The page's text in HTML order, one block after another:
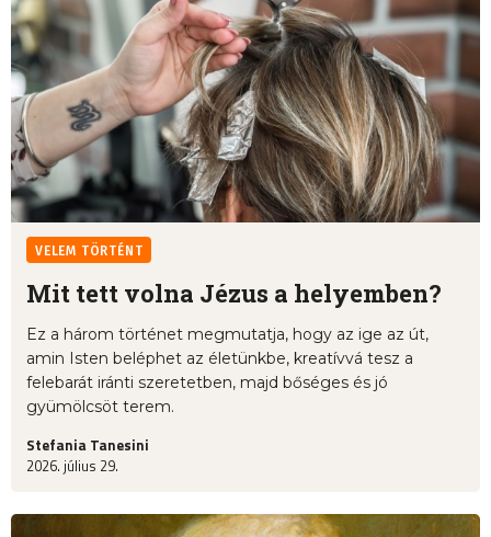
VELEM TÖRTÉNT
Mit tett volna Jézus a helyemben?
Ez a három történet megmutatja, hogy az ige az út,
amin Isten beléphet az életünkbe, kreatívvá tesz a
felebarát iránti szeretetben, majd bőséges és jó
gyümölcsöt terem.
Stefania Tanesini
2026. július 29.